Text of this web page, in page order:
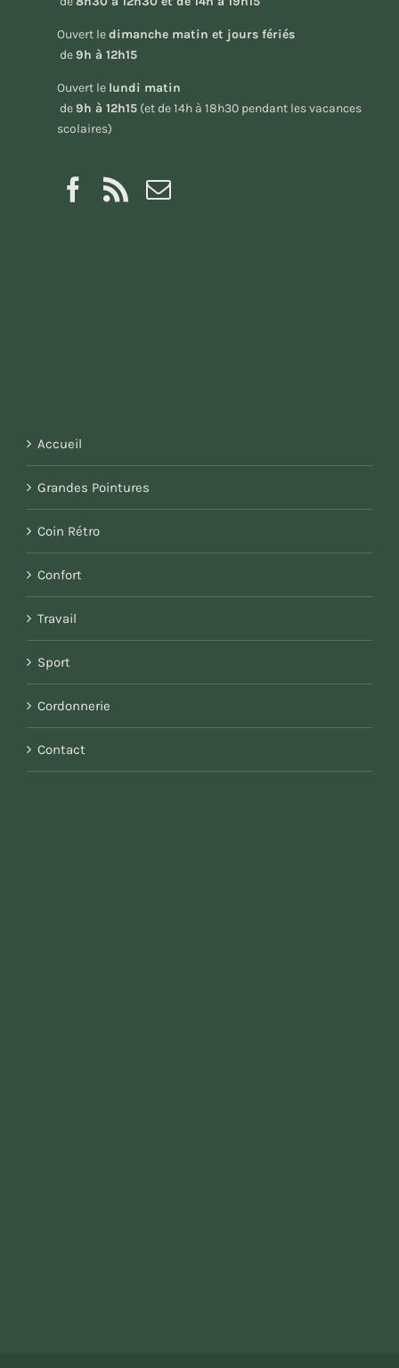
Ouvert ledimanche matin et jours fériés
de9h à 12h15
Ouvert le lundi matin
de9h à 12h15(et de 14h à 18h30 pendant les vacances
scolaires)
Accueil
Grandes Pointures
Coin Rétro
Confort
Travail
Sport
Cordonnerie
Contact